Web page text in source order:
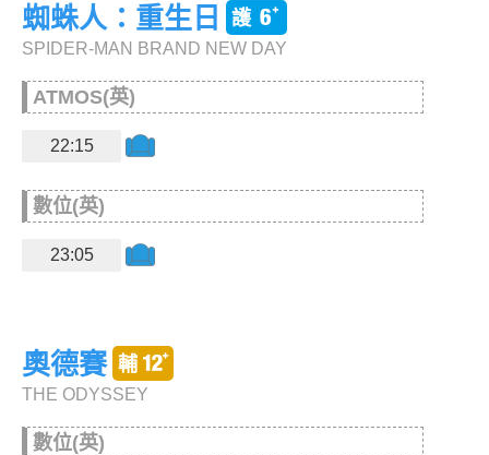
蜘蛛人：重生日
SPIDER-MAN BRAND NEW DAY
ATMOS(英)
22:15
數位(英)
23:05
奧德賽
THE ODYSSEY
數位(英)